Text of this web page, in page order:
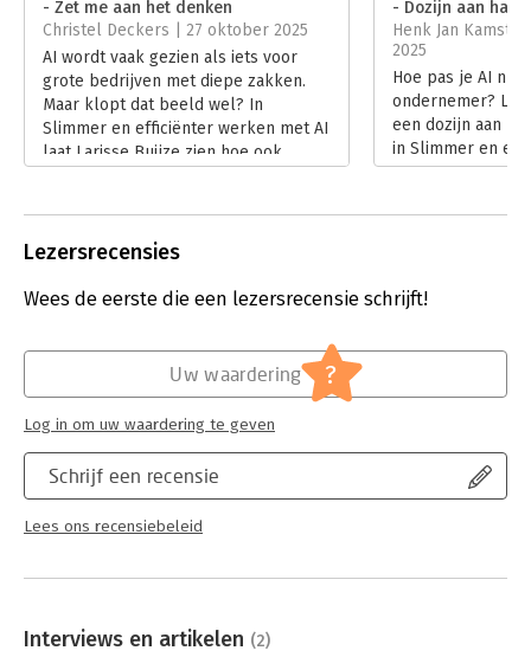
Hoofdrubriek: IT-management / ICT Ondernemen
- Zet me aan het denken
Christel Deckers | 27 oktober 2025
AI wordt vaak gezien als iets voor
grote bedrijven met diepe zakken.
Maar klopt dat beeld wel? In
Slimmer en efficiënter werken met AI
laat Larisse Buijze zien hoe ook
creatieve partner. In haar recensie
boek echt zo toegankelijk is als het
- Dozijn aan
Henk Jan
2025
Hoe pas je AI nu
ondernemer?
een dozijn aan
in Slimmer en
AI. Henk Jan
Lezersrecensies
Wees de eerste die een lezersrecensie schrijft!
Schrijf een recensie
Lees ons recensiebeleid
Uw waardering ?
Log in om uw waardering te geven
Interviews en artikelen (2)